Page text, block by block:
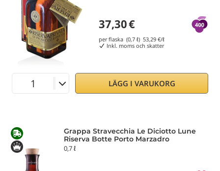
37,30€
per flaska (0,7 ℓ) 53,29€/ℓ
Inkl. moms och skatter
LÄGG I VARUKORG
Grappa Stravecchia Le Diciotto Lune
Riserva Botte Porto Marzadro
0,7 ℓ